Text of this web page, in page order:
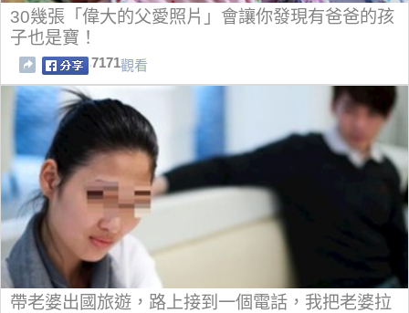
30幾張「偉大的父愛照片」會讓你發現有爸爸的孩
子也是寶！
7171觀看
帶老婆出國旅遊，路上接到一個電話，我把老婆拉